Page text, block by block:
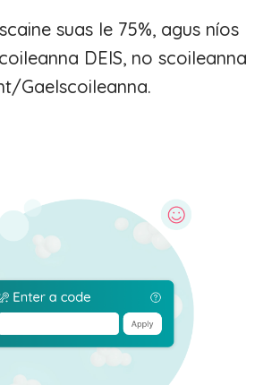
suas le 75%, agus níos
DEIS, no scoileanna
Gaelscoileanna.